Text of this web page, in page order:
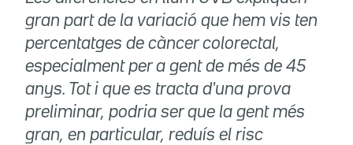
gran part de la variació que hem vis ten
percentatges de càncer colorectal,
especialment per a gent de més de 45
anys. Tot i que es tracta d'una prova
preliminar, podria ser que la gent més
gran, en particular, reduís el risc